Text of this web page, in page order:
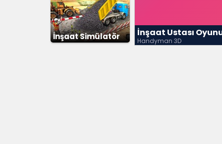
İnşaat Simülatör İnşaat Ustası
Handyman 3D